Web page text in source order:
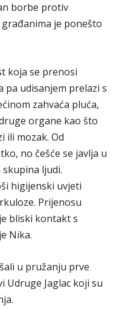
borbe protiv
je ponešto
koja se prenosi
pa udisanjem prelazi s
zahvaća pluća,
organe kao što
ili mozak. Od
no češće se javlja u
ljudi.
higijenski uvjeti
Prijenosu
bliski kontakt s
Nika.
u pružanju prve
Udruge Jaglac koji su